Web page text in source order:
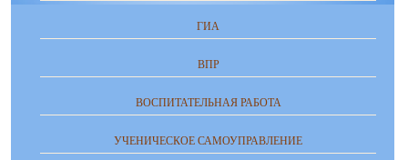
ГИА
ВПР
ВОСПИТАТЕЛЬНАЯ РАБОТА
УЧЕНИЧЕСКОЕ САМОУПРАВЛЕНИЕ